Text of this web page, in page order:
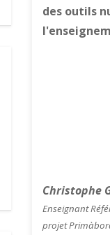
des outils
Christophe
Enseignant
projet